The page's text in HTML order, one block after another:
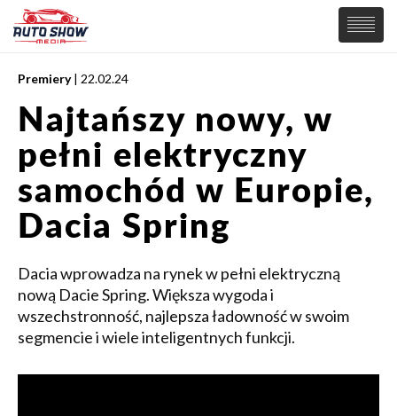
PREMIERY
SAMOCHODY
Wiadomości
Supersamochody
Samochody Koncepcyjne
Tuning
Elektryczne
MOTORSPORT
Premiery | 22.02.24
Najtańszy nowy, w
pełni elektryczny
samochód w Europie,
Dacia Spring
Dacia wprowadza na rynek w pełni elektryczną
nową Dacie Spring. Większa wygoda i
wszechstronność, najlepsza ładowność w swoim
segmencie i wiele inteligentnych funkcji.